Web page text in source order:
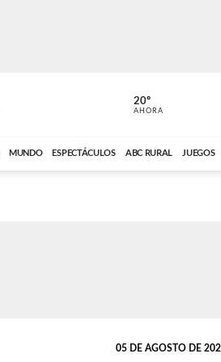
ABC CARDINAL
20º
AHORA
MUNDO ESPECTÁCULOS ABC RURAL JUEGOS
05 DE AGOSTO DE